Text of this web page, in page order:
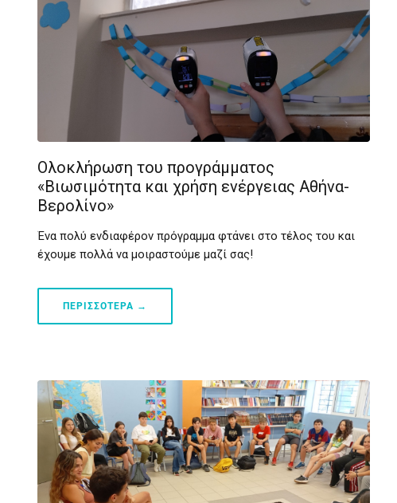
Ολοκλήρωση του προγράμματος
«Βιωσιμότητα και χρήση ενέργειας Αθήνα-
Βερολίνο»
Ένα πολύ ενδιαφέρον πρόγραμμα φτάνει στο τέλος του και
έχουμε πολλά να μοιραστούμε μαζί σας!
ΠΕΡΙΣΣΟΤΕΡΑ →